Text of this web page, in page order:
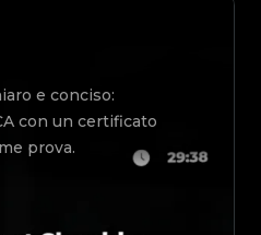
e conciso:
con un certificato
prova.